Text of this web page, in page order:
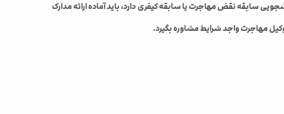
سابقه نقض مهاجرت یا سابقه کیفری دارد، باید آماده ارائه مدارک
مهاجرت واجد شرایط مشاوره بگیرد.